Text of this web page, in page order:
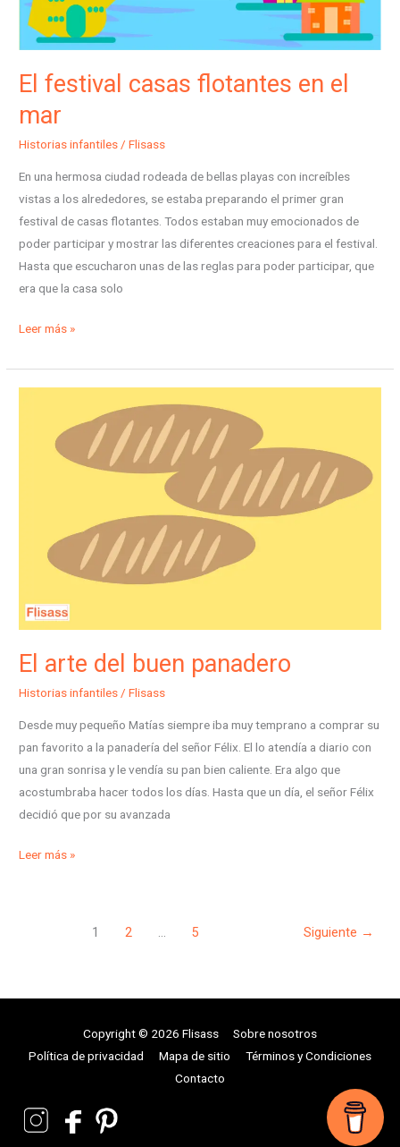
El festival casas flotantes en el
mar
Historias infantiles /Flisass
En una hermosa ciudad rodeada de bellas playas con increíbles
vistas a los alrededores, se estaba preparando el primer gran
festival de casas flotantes. Todos estaban muy emocionados de
poder participar y mostrar las diferentes creaciones para el festival.
Hasta que escucharon unas de las reglas para poder participar, que
era que la casa solo
Leer más »
El arte del buen panadero
Historias infantiles/Flisass
Desde muy pequeño Matías siempre iba muy temprano a comprar su
pan favorito a la panadería del señor Félix. El lo atendía a diario con
una gran sonrisa y le vendía su pan bien caliente. Era algo que
acostumbraba hacer todos los días. Hasta que un día, el señor Félix
decidió que por su avanzada
Leer más »
1 2 … 5 Siguiente →
Copyright © 2026 Flisass
Sobre nosotros
Política de privacidad
Mapa de sitio
Términos y Condiciones
Contacto